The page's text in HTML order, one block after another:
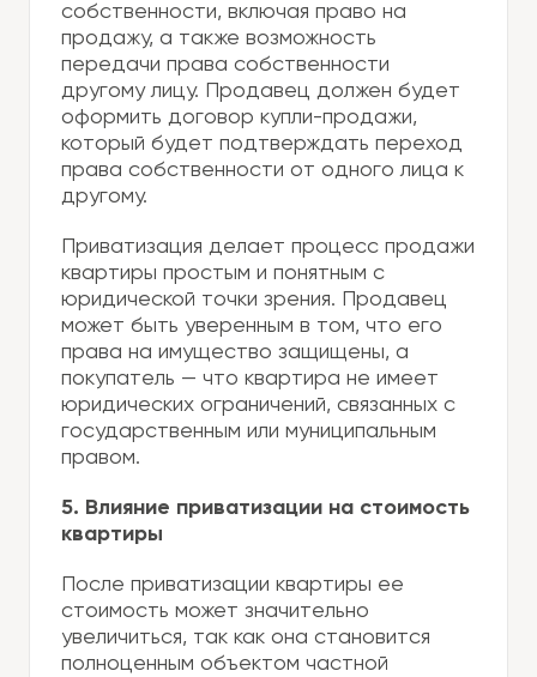
собственности, включая право на
продажу, а также возможность
передачи права собственности
другому лицу. Продавец должен будет
оформить договор купли-продажи,
который будет подтверждать переход
права собственности от одного лица к
другому.
Приватизация делает процесс продажи
квартиры простым и понятным с
юридической точки зрения. Продавец
может быть уверенным в том, что его
права на имущество защищены, а
покупатель — что квартира не имеет
юридических ограничений, связанных с
государственным или муниципальным
правом.
5. Влияние приватизации на стоимость
квартиры
После приватизации квартиры ее
стоимость может значительно
увеличиться, так как она становится
полноценным объектом частной